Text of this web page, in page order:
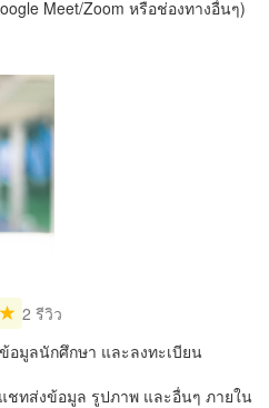
Meet/Zoom หรือช่องทางอื่นๆ)
2 รีวิว
อมูลนักศึกษา และลงทะเบียน
ชทส่งข้อมูล รูปภาพ และอื่นๆ ภายใน